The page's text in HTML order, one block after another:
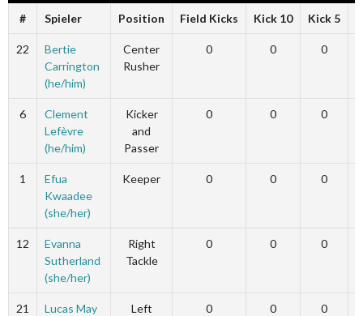
# Spieler Position Field Kicks Kick 10 Kick 5
22
Bertie
Carrington
(he/him)
Center
Rusher
0 0 0
6
Clement
Lefèvre
(he/him)
Kicker
and
Passer
0 0 0
1
Efua
Kwaadee
(she/her)
Keeper 0 0 0
12
Evanna
Sutherland
(she/her)
Right
Tackle
0 0 0
21
Lucas May
Left
0 0 0